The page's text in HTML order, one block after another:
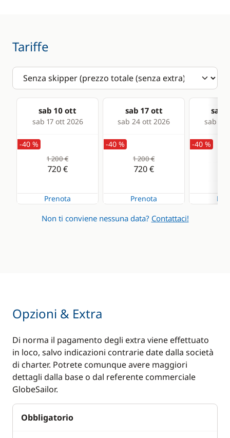
Deck equipment
Bow thruster
Capottina
paraspruzzi
Deck hand shower
Electric Windlass
Riscaldamento
Solar Panel
Tariffe
sab 10 ott
sab 17 ott 2026
sab 17 ott
sab 24 ott 2026
sab
sab 31
-40 %
1 200 €
720 €
Prenota
-40 %
1 200 €
720 €
Prenota
-40 %
Non ti conviene nessuna data? Contattaci!
Opzioni & Extra
Di norma il pagamento degli extra viene effettuato
in loco, salvo indicazioni contrarie date dalla società
di charter. Potrete comunque avere maggiori
dettagli dalla base o dal referente commerciale
GlobeSailor.
Obbligatorio